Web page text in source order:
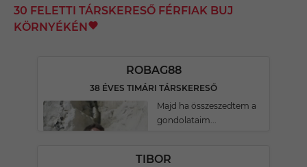
30 FELETTI TÁRSKERESŐ FÉRFIAK BUJ
KÖRNYÉKÉN
ROBAG88
38 ÉVES TIMÁRI TÁRSKERESŐ
Majd ha összeszedtem a
gondolataim...
TIBOR